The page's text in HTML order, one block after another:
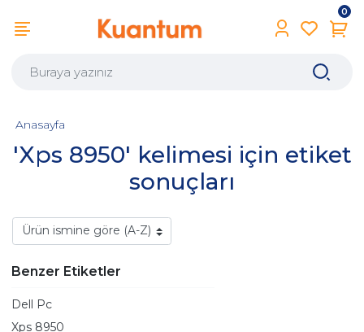
0
'Xps 8950' kelimesi için etiket
sonuçları
Anasayfa
Benzer Etiketler
Dell Pc
Xps 8950